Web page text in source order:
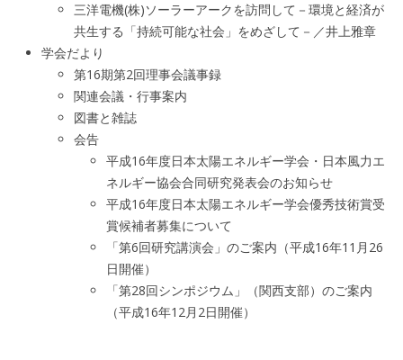
三洋電機(株)ソーラーアークを訪問して－環境と経済が
共生する「持続可能な社会」をめざして－／井上雅章
学会だより
第16期第2回理事会議事録
関連会議・行事案内
図書と雑誌
会告
平成16年度日本太陽エネルギー学会・日本風力エ
ネルギー協会合同研究発表会のお知らせ
平成16年度日本太陽エネルギー学会優秀技術賞受
賞候補者募集について
「第6回研究講演会」のご案内（平成16年11月26
日開催）
「第28回シンポジウム」（関西支部）のご案内
（平成16年12月2日開催）